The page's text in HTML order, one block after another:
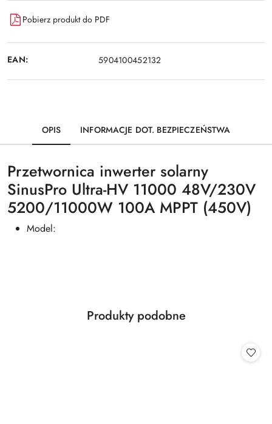
Pobierz produkt do PDF
EAN: 5904100452132
OPIS INFORMACJE DOT. BEZPIECZEŃSTWA
Przetwornica inwerter solarny
SinusPro Ultra-HV 11000 48V/230V
5200/11000W 100A MPPT (450V)
Model:
Pomiń karuzelę produktów
Produkty
Produkty podobne